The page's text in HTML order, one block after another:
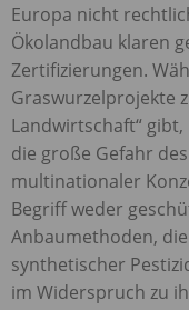
Europa nicht
Ökolandbau klaren
Zertifizierungen.
Graswurzelprojekte
Landwirtschaft“
die große Gefahr
multinationaler
Begriff weder
Anbaumethoden,
synthetischer
im Widerspruch zu